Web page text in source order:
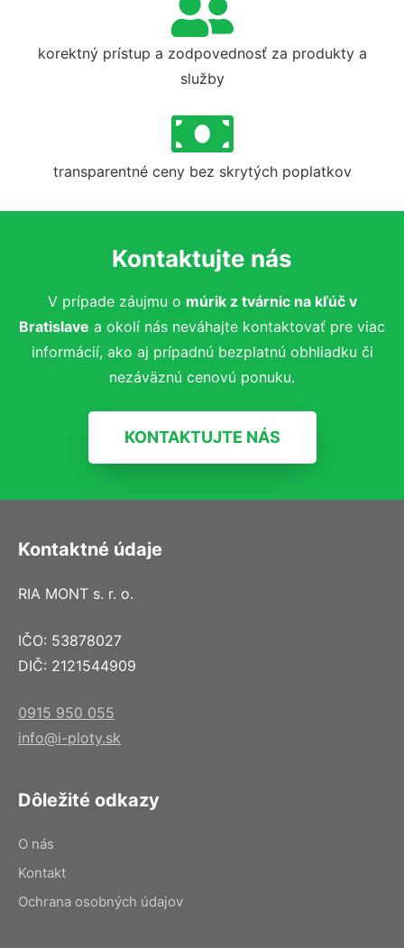
korektný prístup a zodpovednosť za produkty a
služby
transparentné ceny bez skrytých poplatkov
Kontaktujte nás
V prípade záujmu o múrik z tvárnic na kľúčv
Bratislave a okolí nás neváhajte kontaktovať pre viac
informácií, ako aj prípadnú bezplatnú obhliadku či
nezáväznú cenovú ponuku.
KONTAKTUJTE NÁS
Kontaktné údaje
RIA MONT s. r. o.
IČO: 53878027
DIČ: 2121544909
0915 950 055
info@i-ploty.sk
Dôležité odkazy
O nás
Kontakt
Ochrana osobných údajov